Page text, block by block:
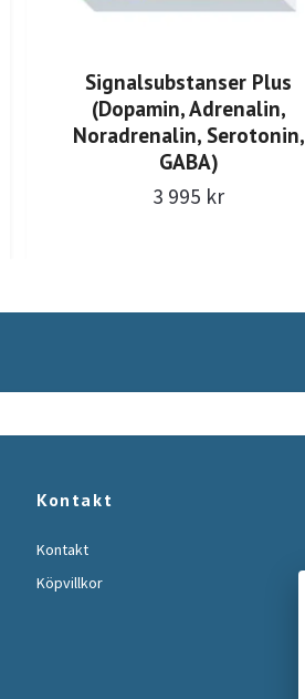
Signalsubstanser Plus
(Dopamin, Adrenalin,
Noradrenalin, Serotonin,
GABA)
3 995 kr
Kontakt
Kontakt
Köpvillkor